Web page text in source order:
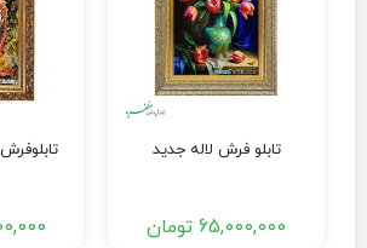
تابلو فرش لاله جدید
65,000,000 تومان